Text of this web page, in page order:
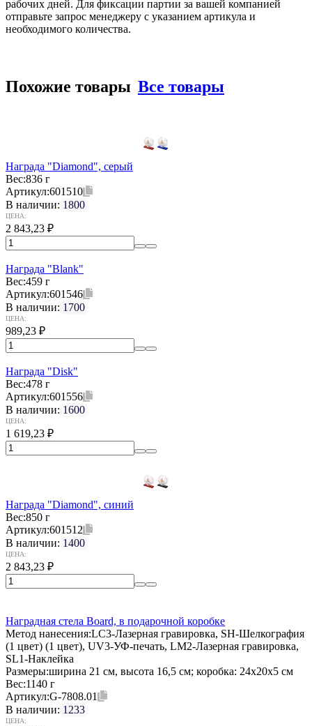
рабочих дней. Для фиксации партии за вашей компанией
отправьте запрос менеджеру с указанием артикула и
необходимого количества.
Похожие товары Все товары
Награда "Diamond", серый
Вес:836 г
Артикул:601510
В наличии: 1800
ЦЕНА:
2 843,23 ₽
Награда "Blank"
Вес:459 г
Артикул:601546
В наличии: 1700
ЦЕНА:
989,23 ₽
Награда "Disk"
Вес:478 г
Артикул:601556
В наличии: 1600
ЦЕНА:
1 619,23 ₽
Награда "Diamond", синий
Вес:850 г
Артикул:601512
В наличии: 1400
ЦЕНА:
2 843,23 ₽
Наградная стела Board, в подарочной коробке
Метод нанесения:LC3-Лазерная гравировка, SH-Шелкография
(1 цвет) (1 цвет), UV3-УФ-печать, LM2-Лазерная гравировка,
SL1-Наклейка
Размеры:ширина 21 см, высота 16,5 см; коробка: 24х20х5 см
Вес:1140 г
Артикул:G-7808.01
В наличии: 1233
ЦЕНА: